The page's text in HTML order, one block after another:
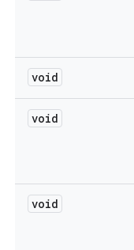
void
void
void